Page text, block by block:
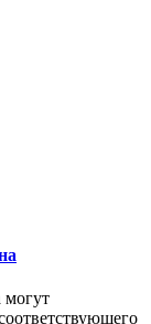
могут